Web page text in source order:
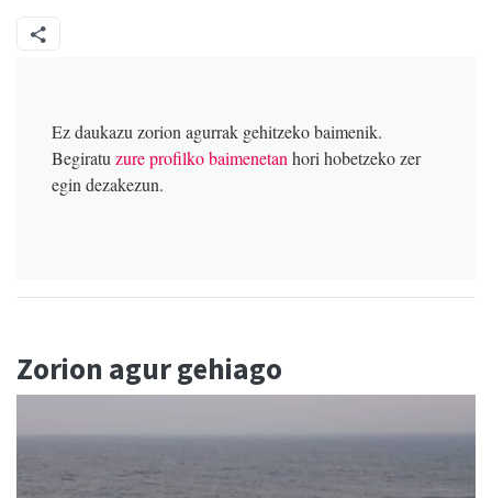
Ez daukazu zorion agurrak gehitzeko baimenik.
Begiratu zure profilko baimenetan hori hobetzeko zer
egin dezakezun.
Zorion agur gehiago